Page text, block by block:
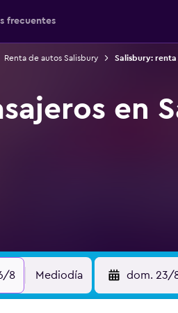
frecuentes
Renta de autos Salisbury Salisbury: renta
en
8 Mediodía dom. 23/